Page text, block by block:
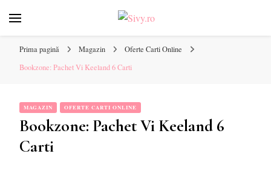
online pentru tine. ❤️
Prima pagină Magazin
Oferte Carti Online
Bookzone: Pachet Vi Keeland 6 Carti
MAGAZIN OFERTE CARTI ONLINE
Bookzone: Pachet Vi Keeland 6
Carti